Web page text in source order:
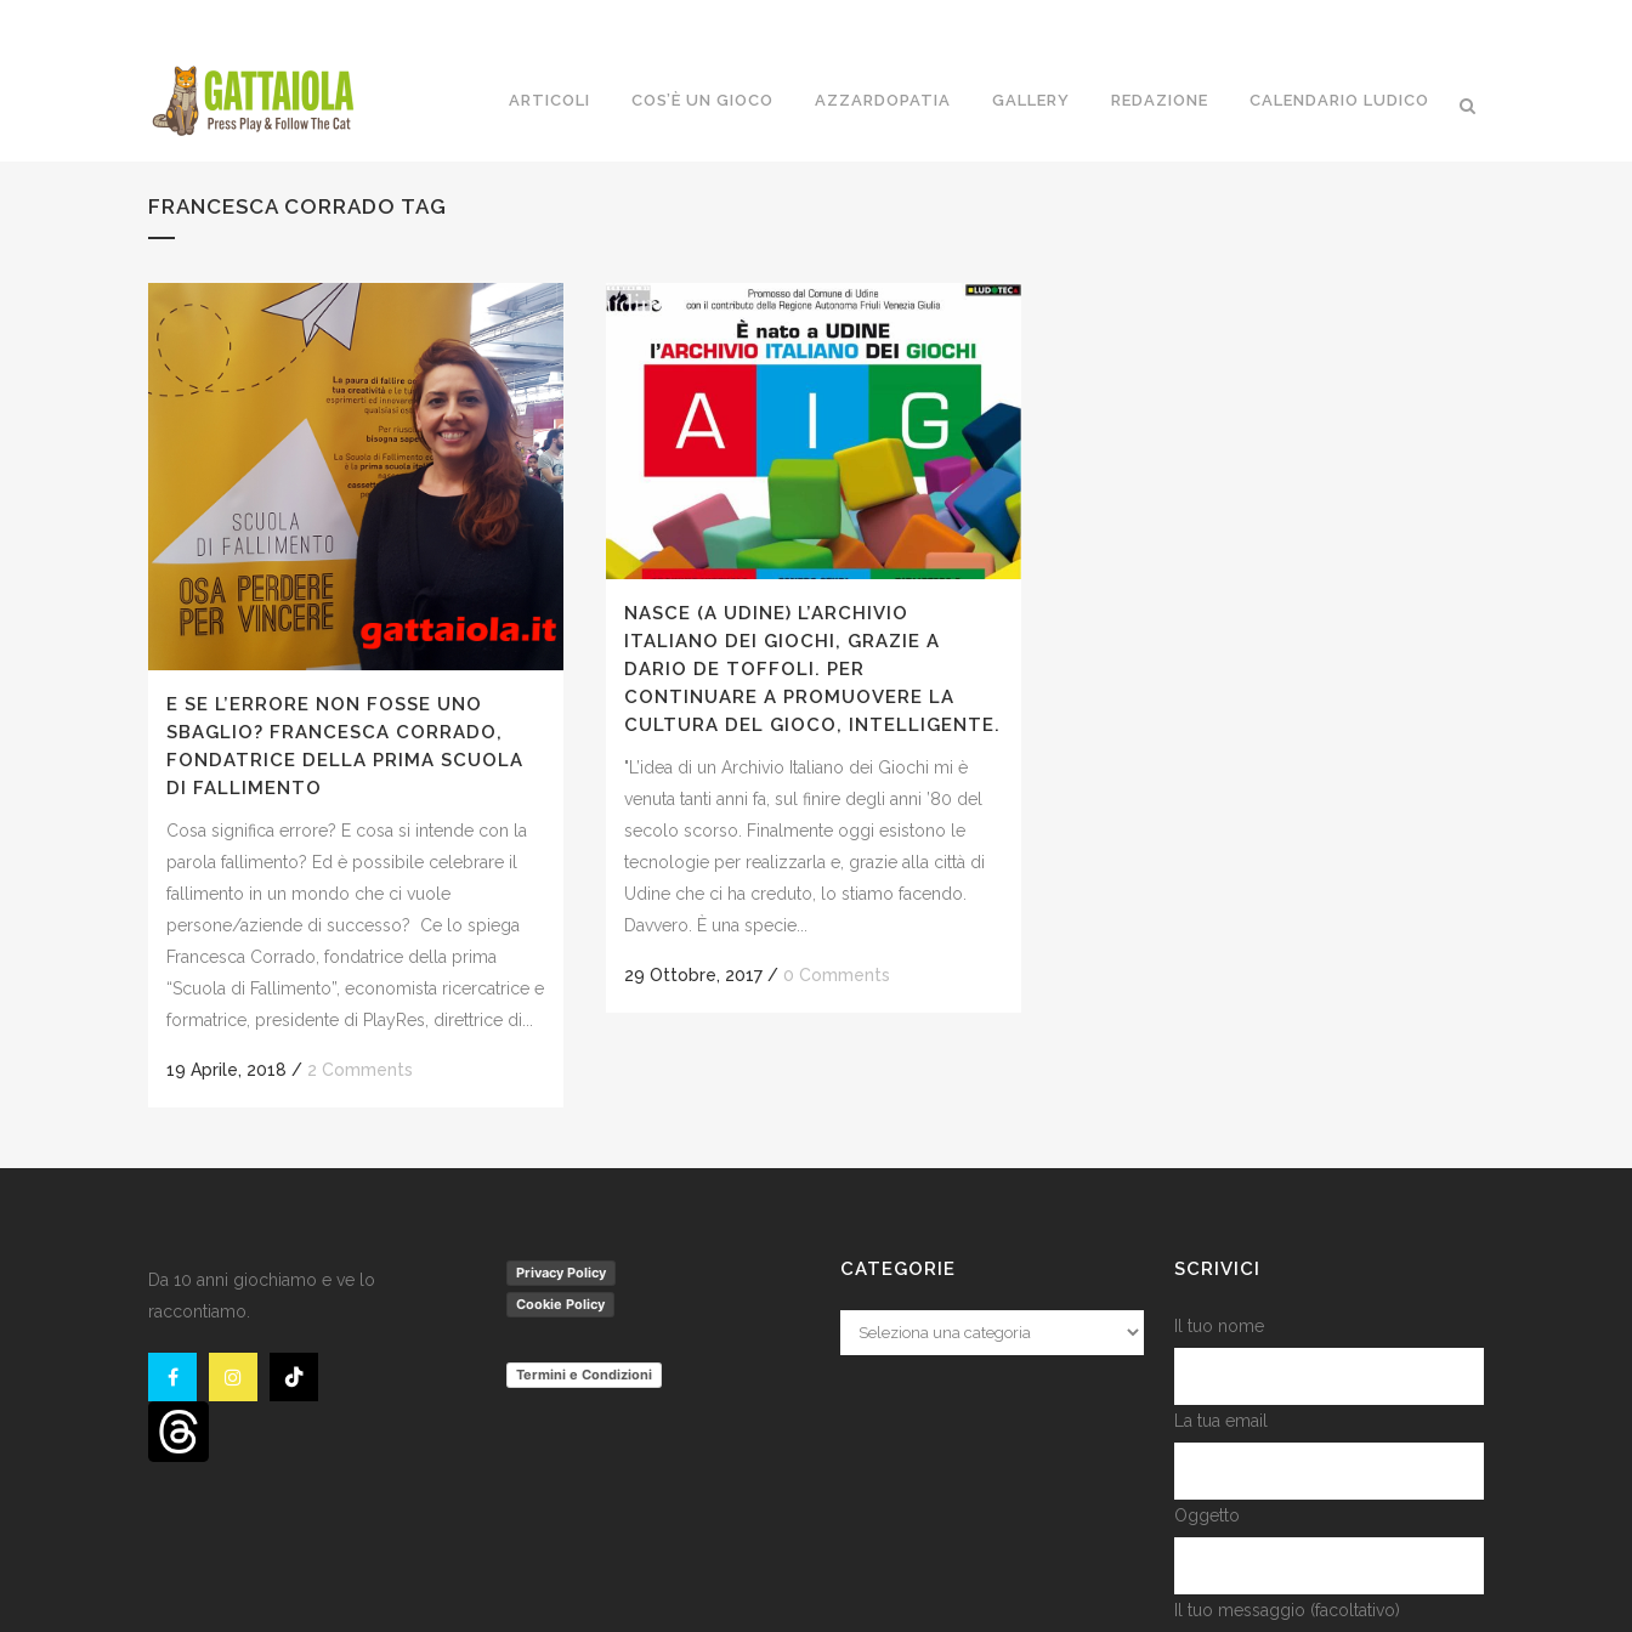
ARTICOLI COS’È UN GIOCO AZZARDOPATIA GALLERY REDAZIONE CALENDARIO LUDICO
FRANCESCA CORRADO TAG
E SE L’ERRORE NON FOSSE UNO
SBAGLIO? FRANCESCA CORRADO,
FONDATRICE DELLA PRIMA SCUOLA
DI FALLIMENTO
Cosa significa errore? E cosa si intende con la
parola fallimento? Ed è possibile celebrare il
fallimento in un mondo che ci vuole
persone/aziende di successo? Ce lo spiega
Francesca Corrado, fondatrice della prima
“Scuola di Fallimento”, economista ricercatrice e
formatrice, presidente di PlayRes, direttrice di...
19 Aprile, 2018 / 2 Comments
NASCE (A UDINE) L’ARCHIVIO
ITALIANO DEI GIOCHI, GRAZIE A
DARIO DE TOFFOLI. PER
CONTINUARE A PROMUOVERE LA
CULTURA DEL GIOCO, INTELLIGENTE.
"L’idea di un Archivio Italiano dei Giochi mi è
venuta tanti anni fa, sul finire degli anni ’80 del
secolo scorso. Finalmente oggi esistono le
tecnologie per realizzarla e, grazie alla città di
Udine che ci ha creduto, lo stiamo facendo.
Davvero. È una specie...
29 Ottobre, 2017 / 0 Comments
Da 10 anni giochiamo e ve lo
raccontiamo.
Privacy Policy
Cookie Policy
Termini e Condizioni
CATEGORIE
Categorie
SCRIVICI
Il tuo nome
La tua email
Oggetto
Il tuo messaggio (facoltativo)